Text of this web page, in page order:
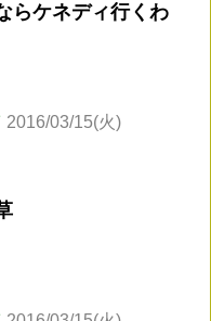
らケネディ行くわ
2016/03/15(火)